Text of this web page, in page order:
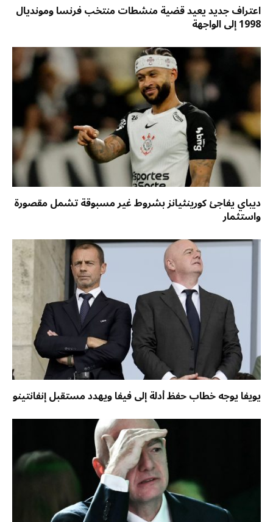
اعتراف جديد يعيد قضية منشطات منتخب فرنسا ومونديال
1998 إلى الواجهة
ديباي يفاجئ كورينثيانز بشروط غير مسبوقة تشمل مقصورة
واستثمار
يويفا يوجه خطاب حفظ أدلة إلى فيفا ويهدد مستقبل إنفانتينو